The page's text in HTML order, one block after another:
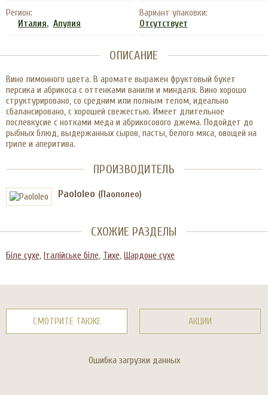
Регион:
Италия, Апулия
Вариант упаковки:
Отсутствует
ОПИСАНИЕ
Вино лимонного цвета. В аромате выражен фруктовый букет
персика и абрикоса с оттенками ванили и миндаля. Вино хорошо
структурировано, со средним или полным телом, идеально
сбалансировано, с хорошей свежестью. Имеет длительное
послевкусие с нотками меда и абрикосового джема. Подойдет до
рыбных блюд, выдержанных сыров, пасты, белого мяса, овощей на
гриле и аперитива.
ПРОИЗВОДИТЕЛЬ
Paololeo (Паололео)
СХОЖИЕ РАЗДЕЛЫ
Біле сухе, Італійське біле, Тихе, Шардоне сухе
СМОТРИТЕ ТАКЖЕ АКЦИИ
Ошибка загрузки данных